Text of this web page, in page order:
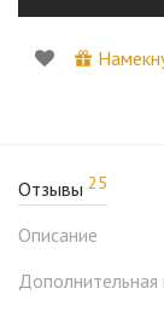
Отзывы 25
Описание